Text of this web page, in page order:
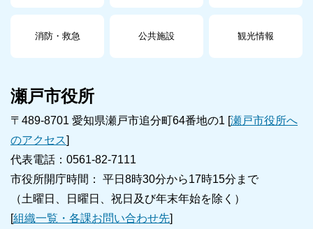
消防・救急 公共施設 観光情報
瀬戸市役所
〒489-8701 愛知県瀬戸市追分町64番地の1 [瀬戸市役所へ
のアクセス]
代表電話：0561-82-7111
市役所開庁時間： 平日8時30分から17時15分まで
（土曜日、日曜日、祝日及び年末年始を除く）
[組織一覧・各課お問い合わせ先]